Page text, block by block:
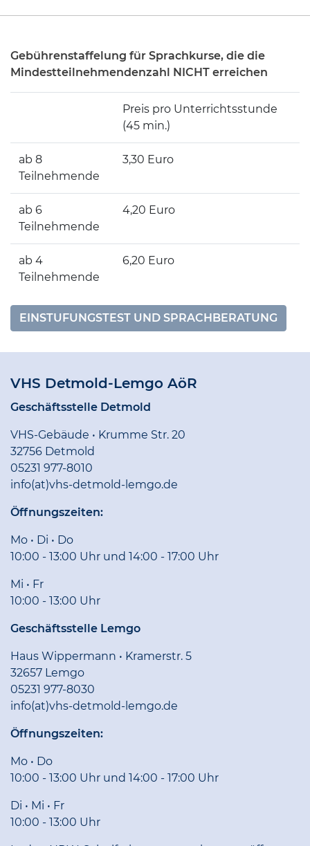
Gebührenstaffelung für Sprachkurse, die die
Mindestteilnehmendenzahl NICHT erreichen
Preis pro Unterrichtsstunde
(45 min.)
ab 8
Teilnehmende
3,30 Euro
ab 6
Teilnehmende
4,20 Euro
ab 4
Teilnehmende
6,20 Euro
EINSTUFUNGSTEST UND SPRACHBERATUNG
VHS Detmold-Lemgo AöR
Geschäftsstelle Detmold
VHS-Gebäude • Krumme Str. 20
32756 Detmold
05231 977-8010
info(at)vhs-detmold-lemgo.de
Öffnungszeiten:
Mo • Di • Do
10:00 - 13:00 Uhr und 14:00 - 17:00 Uhr
Mi • Fr
10:00 - 13:00 Uhr
Geschäftsstelle Lemgo
Haus Wippermann • Kramerstr. 5
32657 Lemgo
05231 977-8030
info(at)vhs-detmold-lemgo.de
Öffnungszeiten:
Mo • Do
10:00 - 13:00 Uhr und 14:00 - 17:00 Uhr
Di • Mi • Fr
10:00 - 13:00 Uhr